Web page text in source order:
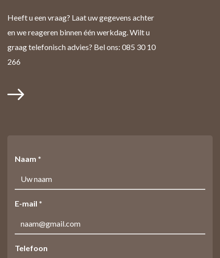
Heeft u een vraag? Laat uw gegevens achter
en we reageren binnen één werkdag. Wilt u
graag telefonisch advies? Bel ons: 085 30 10
266
Naam *
E-mail *
Telefoon